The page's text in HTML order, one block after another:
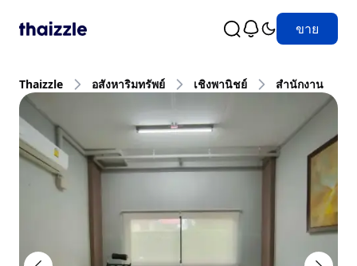
ขาย
Thaizzle อสังหาริมทรัพย์ เชิงพานิชย์ สำนักงาน